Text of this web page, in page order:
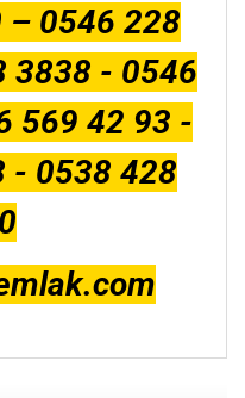
– 0546 228
3838 - 0546
569 42 93 -
- 0538 428